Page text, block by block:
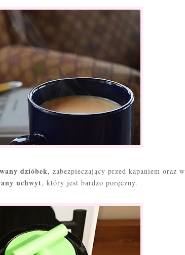
dzióbek, zabezpieczający przed kapaniem oraz w
uchwyt, który jest bardzo poręczny.